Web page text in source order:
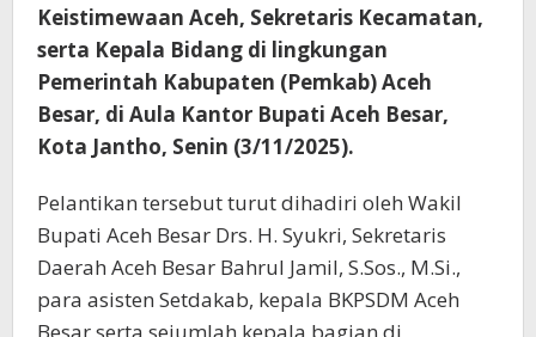
Keistimewaan Aceh, Sekretaris Kecamatan,
serta Kepala Bidang di lingkungan
Pemerintah Kabupaten (Pemkab) Aceh
Besar, di Aula Kantor Bupati Aceh Besar,
Kota Jantho, Senin (3/11/2025).
Pelantikan tersebut turut dihadiri oleh Wakil
Bupati Aceh Besar Drs. H. Syukri, Sekretaris
Daerah Aceh Besar Bahrul Jamil, S.Sos., M.Si.,
para asisten Setdakab, kepala BKPSDM Aceh
Besar serta sejumlah kepala bagian di